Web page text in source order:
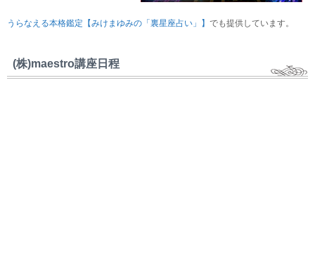
うらなえる本格鑑定【みけまゆみの「裏星座占い」】 でも提供しています。
(株)maestro講座日程